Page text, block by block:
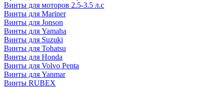
Винты для моторов 2.5-3.5 л.с
Винты для Mariner
Винты для Jonson
Винты для Yamaha
Винты для Suzuki
Винты для Tohatsu
Винты для Honda
Винты для Volvo Penta
Винты для Yanmar
Винты RUBEX